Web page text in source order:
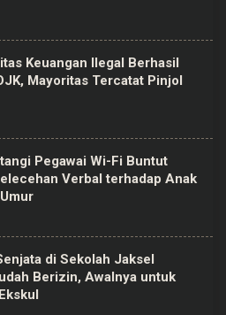
Keuangan Ilegal Berhasil
Mayoritas Tercatat Pinjol
Pegawai Wi-Fi Buntut
Verbal terhadap Anak
di Sekolah Jaksel
Berizin, Awalnya untuk